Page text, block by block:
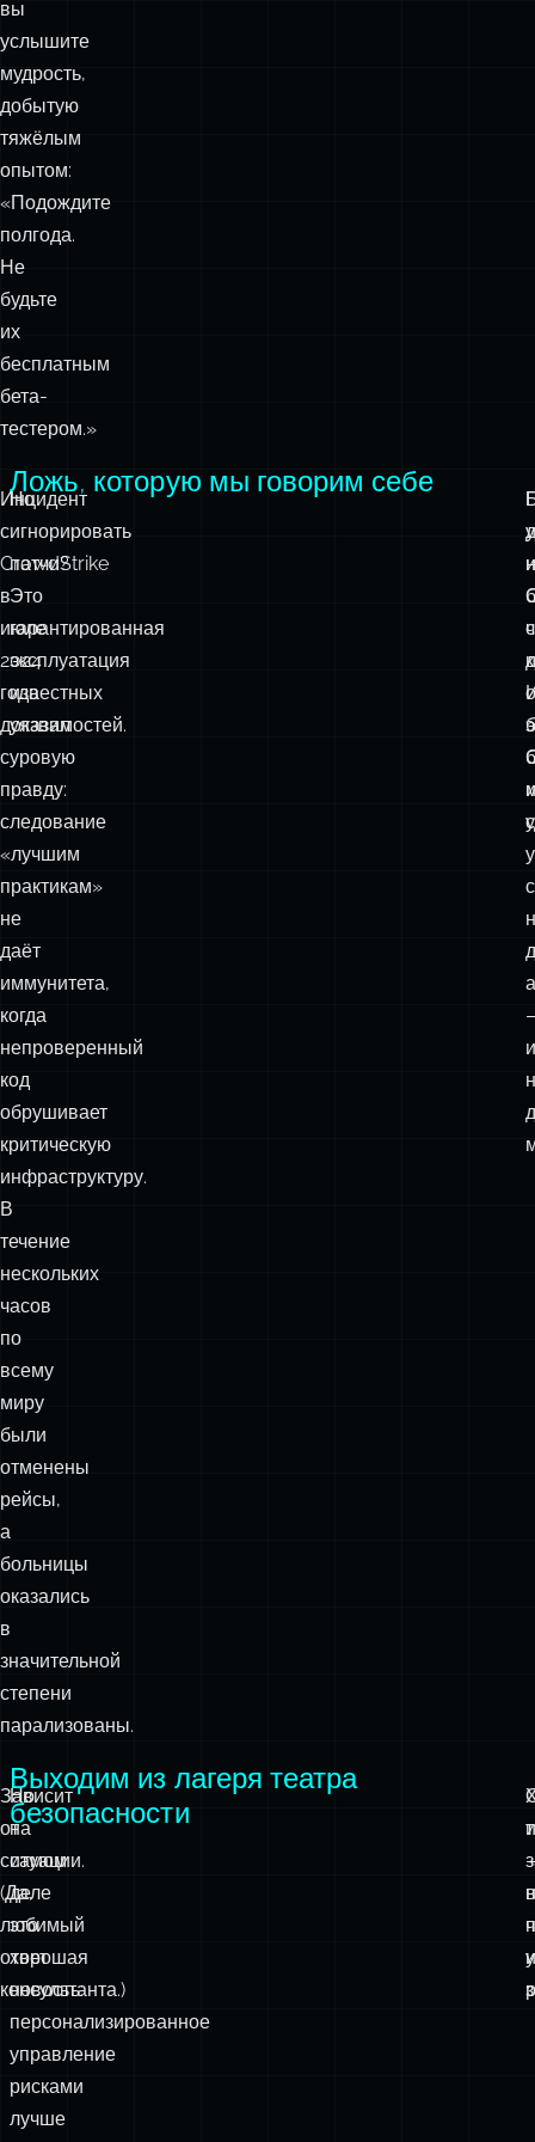
вы
услышите
мудрость,
добытую
тяжёлым
опытом:
«Подождите
полгода.
Не
будьте
их
бесплатным
бета-
тестером.»
Инцидент
с
CrowdStrike
в
июле
2024
года
доказал
суровую
правду:
следование
«лучшим
практикам»
не
даёт
иммунитета,
когда
непроверенный
код
обрушивает
критическую
инфраструктуру.
В
течение
нескольких
часов
по
всему
миру
были
отменены
рейсы,
а
больницы
оказались
в
значительной
степени
парализованы.
Но
игнорировать
патчи?
Это
гарантированная
эксплуатация
известных
уязвимостей.
Ложь, которую мы говорим себе
и
и
Зависит
от
ситуации.
(Да,
любимый
ответ
консультанта.)
Но
на
самом
деле
это
хорошая
новость:
персонализированное
управление
рисками
лучше
Выходим из лагеря театра
безопасности
и